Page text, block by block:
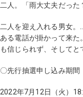
二人。「雨大丈夫だった
二人を迎え入れる男女
ある電話が掛かって来
も信じられず、そしてと
〇先行抽選申し込み期間
2022年7月12日（火）